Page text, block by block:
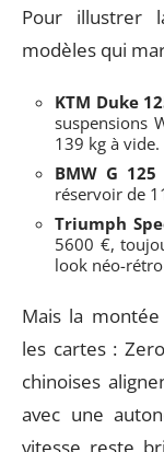
Pour illustrer
modèles qui
KTM Duke
suspensions
139 kg à vide.
BMW G 125
réservoir de
Triumph
5600 €,
look néo-
Mais la
les cartes :
chinoises
avec une